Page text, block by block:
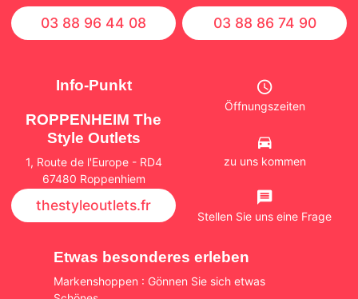
03 88 96 44 08 03 88 86 74 90
Info-Punkt
ROPPENHEIM The
Style Outlets
1, Route de l'Europe - RD4
67480 Roppenhiem
thestyleoutlets.fr
Öffnungszeiten
zu uns kommen
Stellen Sie uns eine Frage
Etwas besonderes erleben
Markenshoppen : Gönnen Sie sich etwas